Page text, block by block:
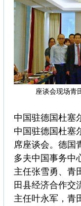
座谈会现场青田
中国驻德国杜塞
中国驻德国杜塞
席座谈会。德国
多夫中国事务中
主任张雪勇、青
田县经济合作交
主任叶永军，青